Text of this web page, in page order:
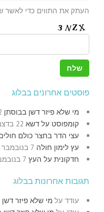
העתק את התווים כדי לאשר
פוסטים אחרונים בבלוג
מי שלא פיזר דשן בבוסתן
קומפוסט על דשא 22 בדצמבר 2021
עצי הדר בחצר כולם
עץ לימון חולה 7 בנובמבר 2021
חדקונית על העץ 7 בנובמבר 2021
תגובות אחרונות בבלוג
עודד על מי שלא פיזר דשן